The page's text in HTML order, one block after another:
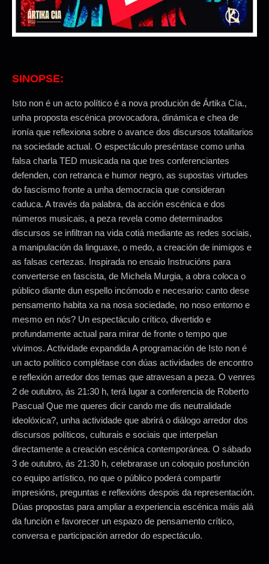
SINOPSE:
Isto non é un acto político é a nova produción de Ártika Cía.,
unha proposta escénica provocadora, dinámica e chea de
ironía que reflexiona sobre o avance dos discursos totalitarios
na sociedade actual. O espectáculo preséntase como unha
falsa charla TED musicada na que tres conferenciantes
defenden, con retranca e humor negro, as supostas virtudes
do fascismo fronte a unha democracia que consideran
caduca. A través da palabra, da acción escénica e dos
números musicais, a peza revela como determinados
discursos se infiltran na vida cotiá mediante as redes sociais,
a manipulación da linguaxe, o medo, a creación de inimigos e
as falsas certezas. Inspirada no ensaio Instrucións para
converterse en fascista, de Michela Murgia, a obra coloca o
público diante dun espello incómodo e necesario: canto dese
pensamento habita xa na nosa sociedade, no noso entorno e
mesmo en nós? Un espectáculo crítico, divertido e
profundamente actual para mirar de fronte o tempo que
vivimos. Actividade expandida A programación de Isto non é
un acto político complétase con dúas actividades de encontro
e reflexión arredor dos temas que atravesan a peza. O venres
2 de outubro, ás 21:30 h, terá lugar a conferencia de Roberto
Pascual Que me queres dicir cando me dis neutralidade
ideolóxica?, unha actividade que abrirá o diálogo arredor dos
discursos políticos, culturais e sociais que interpelan
directamente a creación escénica contemporánea. O sábado
3 de outubro, ás 21:30 h, celebrarase un coloquio posfunción
co equipo artístico, no que o público poderá compartir
impresións, preguntas e reflexións despois da representación.
Dúas propostas para ampliar a experiencia escénica máis alá
da función e favorecer un espazo de pensamento crítico,
conversa e participación arredor do espectáculo.